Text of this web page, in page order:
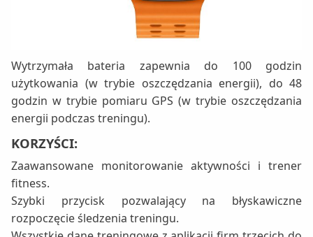
Wytrzymała bateria zapewnia do 100 godzin
użytkowania (w trybie oszczędzania energii), do 48
godzin w trybie pomiaru GPS (w trybie oszczędzania
energii podczas treningu).
KORZYŚCI:
Zaawansowane monitorowanie aktywności i trener
fitness.
Szybki przycisk pozwalający na błyskawiczne
rozpoczęcie śledzenia treningu.